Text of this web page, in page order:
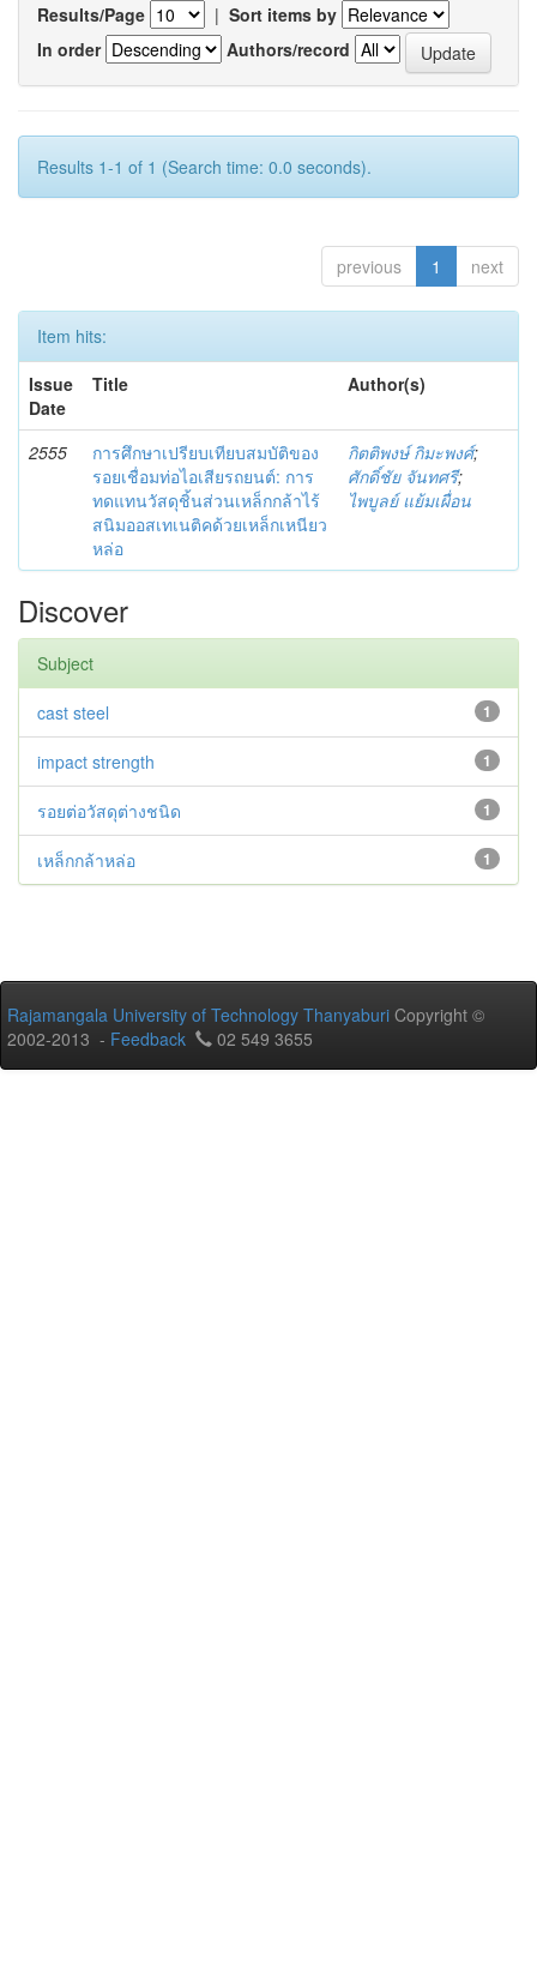
Results/Page | Sort items by
In order
Authors/record
Results 1-1 of 1 (Search time: 0.0 seconds).
previous 1 next
Item hits:
Issue
Date
Title Author(s)
2555
การศึกษาเปรียบเทียบสมบัติของ
รอยเชื่อมท่อไอเสียรถยนต์: การ
ทดแทนวัสดุชิ้นส่วนเหล็กกล้าไร้
สนิมออสเทเนติคด้วยเหล็กเหนียว
หล่อ
กิตติพงษ์ กิมะพงศ์;
ศักดิ์ชัย จันทศรี;
ไพบูลย์ แย้มเผื่อน
Discover
Subject
1
cast steel
1
impact strength
1
รอยต่อวัสดุต่างชนิด
1
เหล็กกล้าหล่อ
Rajamangala University of Technology Thanyaburi Copyright ©
2002-2013 - Feedback 02 549 3655